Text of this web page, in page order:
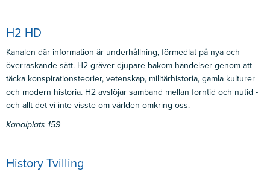
H2 HD
Kanalen där information är underhållning, förmedlat på nya och
överraskande sätt. H2 gräver djupare bakom händelser genom att
täcka konspirationsteorier, vetenskap, militärhistoria, gamla kulturer
och modern historia. H2 avslöjar samband mellan forntid och nutid -
och allt det vi inte visste om världen omkring oss.
Kanalplats 159
History Tvilling